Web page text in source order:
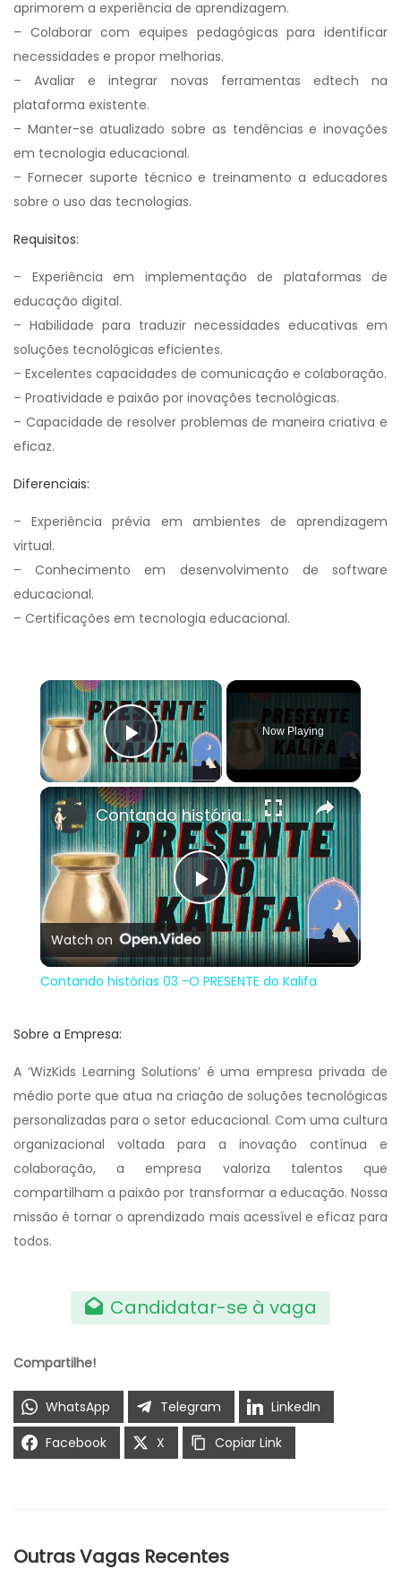
aprimorem a experiência de aprendizagem.
– Colaborar com equipes pedagógicas para identificar
necessidades e propor melhorias.
– Avaliar e integrar novas ferramentas edtech na
plataforma existente.
– Manter-se atualizado sobre as tendências e inovações
em tecnologia educacional.
– Fornecer suporte técnico e treinamento a educadores
sobre o uso das tecnologias.
Requisitos:
– Experiência em implementação de plataformas de
educação digital.
– Habilidade para traduzir necessidades educativas em
soluções tecnológicas eficientes.
– Excelentes capacidades de comunicação e colaboração.
– Proatividade e paixão por inovações tecnológicas.
– Capacidade de resolver problemas de maneira criativa e
eficaz.
Diferenciais:
– Experiência prévia em ambientes de aprendizagem
virtual.
– Conhecimento em desenvolvimento de software
educacional.
– Certificações em tecnologia educacional.
×
Play Video
Now Playing
×
Play
Video
Contando histórias 03 -O PRESENTE do Kalifa
Watch on
Contando histórias 03 -O PRESENTE do Kalifa
Sobre a Empresa:
A ‘WizKids Learning Solutions’ é uma empresa privada de
médio porte que atua na criação de soluções tecnológicas
personalizadas para o setor educacional. Com uma cultura
organizacional voltada para a inovação contínua e
colaboração, a empresa valoriza talentos que
compartilham a paixão por transformar a educação. Nossa
missão é tornar o aprendizado mais acessível e eficaz para
todos.
Candidatar-se à vaga
Compartilhe!
WhatsApp Telegram
LinkedIn
Facebook
X Copiar Link
Outras Vagas Recentes